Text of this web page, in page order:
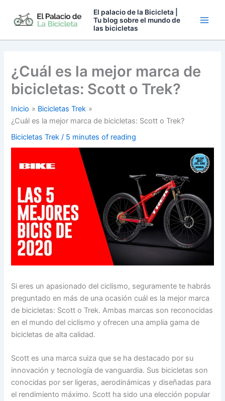
El palacio de la Bicicleta |
Tu blog sobre el mundo de
las bicicletas
¿Cuál es la mejor marca de
bicicletas: Scott o Trek?
Inicio
Bicicletas Trek
¿Cuál es la mejor marca de bicicletas: Scott o Trek?
Bicicletas Trek / 5 minutes of reading
Si eres un apasionado del ciclismo, seguramente te habrás
preguntado en más de una ocasión cuál es la mejor marca
de bicicletas: Scott o Trek. Ambas marcas son reconocidas
en el mundo del ciclismo y ofrecen una amplia gama de
bicicletas de alta calidad.
Scott es una marca suiza que se ha destacado por su
innovación y tecnología de vanguardia. Sus bicicletas son
conocidas por ser ligeras, aerodinámicas y diseñadas para
el rendimiento máximo. Scott ha sido una elección popular